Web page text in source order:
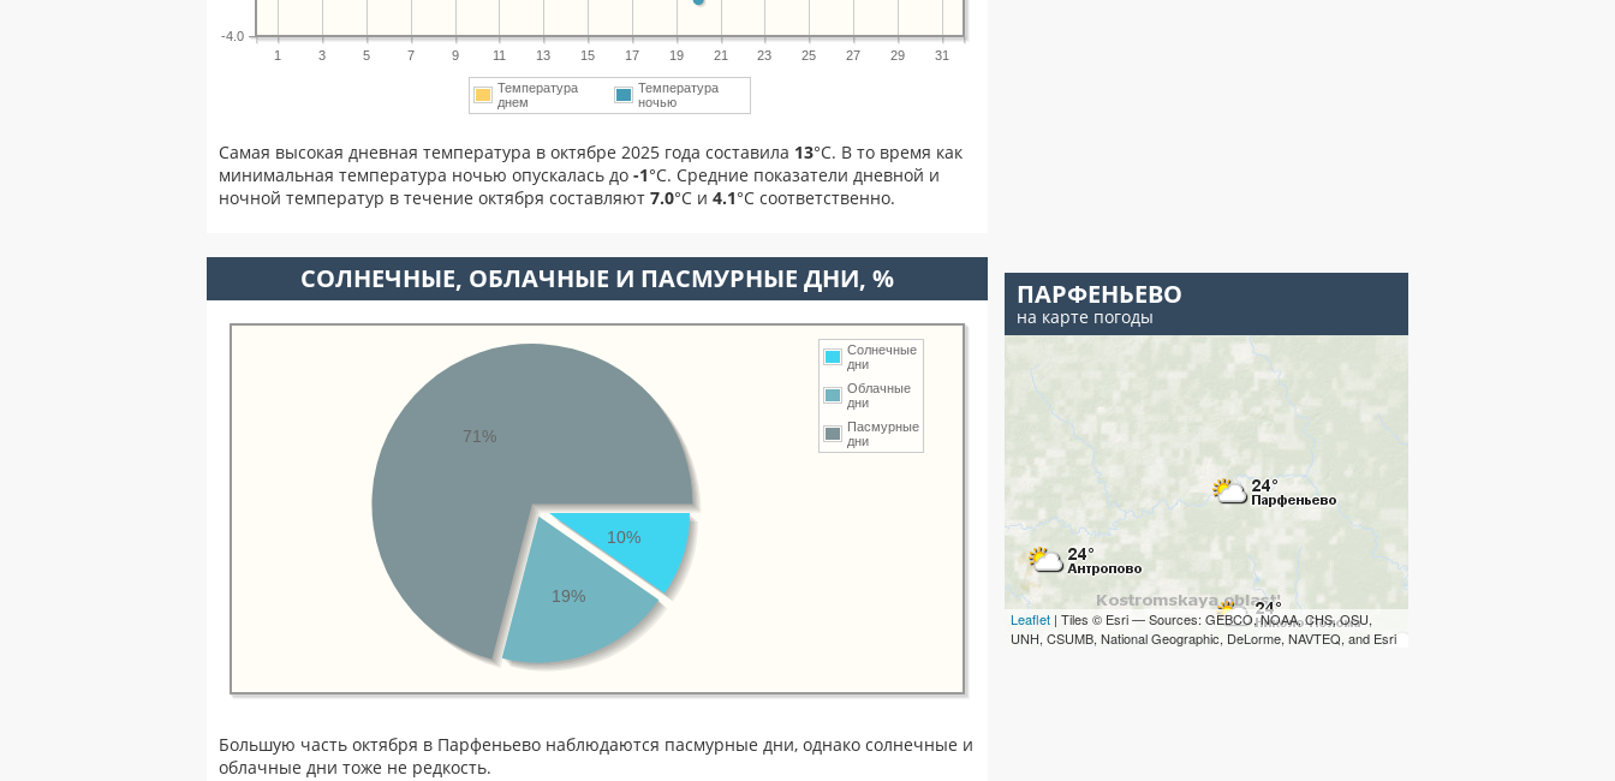
1 3 5 7 9 11 13 15 17 19 21 23 25 27 29 31
-4.0
Температура
днем
Температура
ночью
Самая высокая дневная температура в октябре 2025 года составила 13°С. В то время как
минимальная температура ночью опускалась до -1°C. Средние показатели дневной и
ночной температур в течение октября составляют 7.0°С и 4.1°С соответственно.
CОЛНЕЧНЫЕ, ОБЛАЧНЫЕ И ПАСМУРНЫЕ ДНИ, %
Солнечные
дни
Облачные
дни
Пасмурные
дни
10%
19%
71%
Большую часть октября в Парфеньево наблюдаются пасмурные дни, однако солнечные и
облачные дни тоже не редкость.
ПАРФЕНЬЕВО
на карте погоды
Leaflet | Tiles © Esri — Sources: GEBCO, NOAA, CHS, OSU,
UNH, CSUMB, National Geographic, DeLorme, NAVTEQ, and Esri